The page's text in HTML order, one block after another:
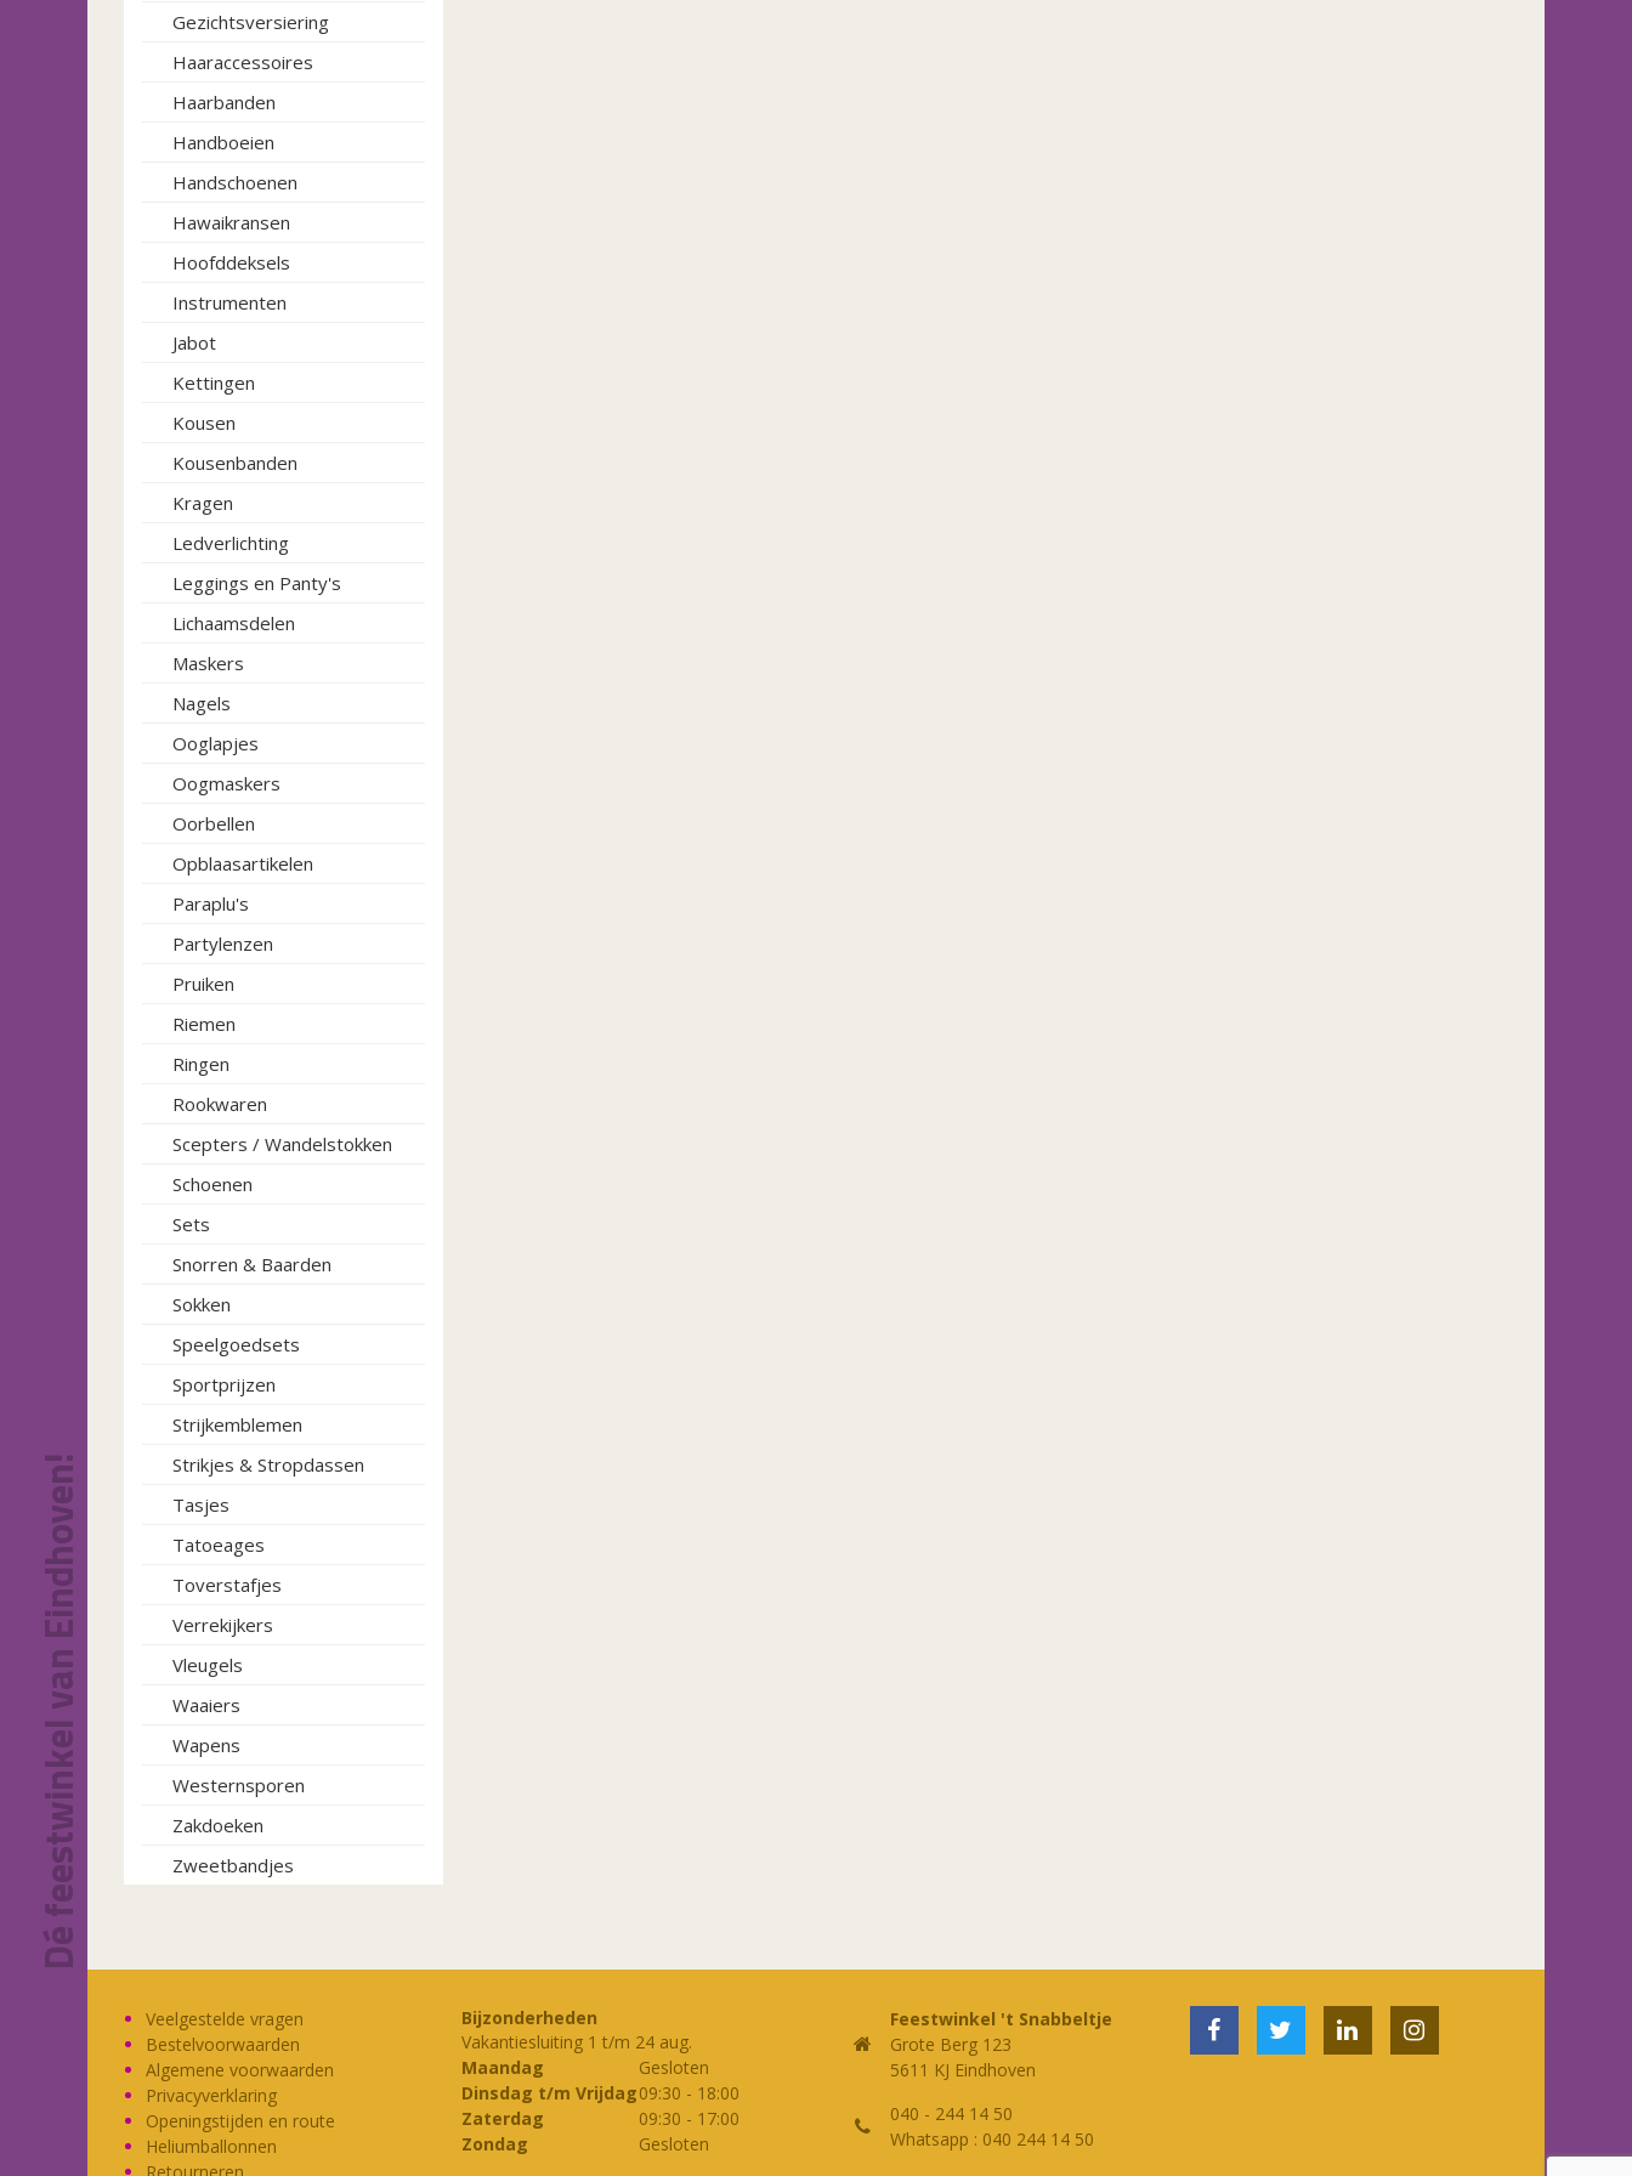
Gezichtsversiering
Haaraccessoires
Haarbanden
Handboeien
Handschoenen
Hawaikransen
Hoofddeksels
Instrumenten
Jabot
Kettingen
Kousen
Kousenbanden
Kragen
Ledverlichting
Leggings en Panty's
Lichaamsdelen
Maskers
Nagels
Ooglapjes
Oogmaskers
Oorbellen
Opblaasartikelen
Paraplu's
Partylenzen
Pruiken
Riemen
Ringen
Rookwaren
Scepters / Wandelstokken
Schoenen
Sets
Snorren & Baarden
Sokken
Speelgoedsets
Sportprijzen
Strijkemblemen
Strikjes & Stropdassen
Tasjes
Tatoeages
Toverstafjes
Verrekijkers
Vleugels
Waaiers
Wapens
Westernsporen
Zakdoeken
Zweetbandjes
Dé feestwinkel van Eindhoven!
Veelgestelde vragen
Bestelvoorwaarden
Algemene voorwaarden
Privacyverklaring
Openingstijden en route
Heliumballonnen
Bijzonderheden
Vakantiesluiting 1 t/m 24 aug.
Maandag
Gesloten
Dinsdag t/m Vrijdag09:30 - 18:00
Zaterdag
09:30 - 17:00
Zondag
Gesloten
Feestwinkel 't Snabbeltje
Grote Berg 123
5611 KJ Eindhoven
040 - 244 14 50
Whatsapp : 040 244 14 50